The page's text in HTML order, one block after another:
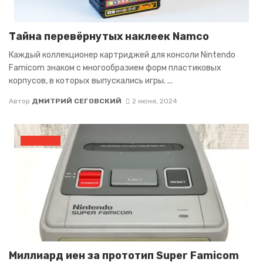
Тайна перевёрнутых наклеек Namco
Каждый коллекционер картриджей для консоли Nintendo
Famicom знаком с многообразием форм пластиковых
корпусов, в которых выпускались игры. ...
Автор ДМИТРИЙ СЕГОВСКИЙ 2 июня, 2024
Миллиард иен за прототип Super Famicom